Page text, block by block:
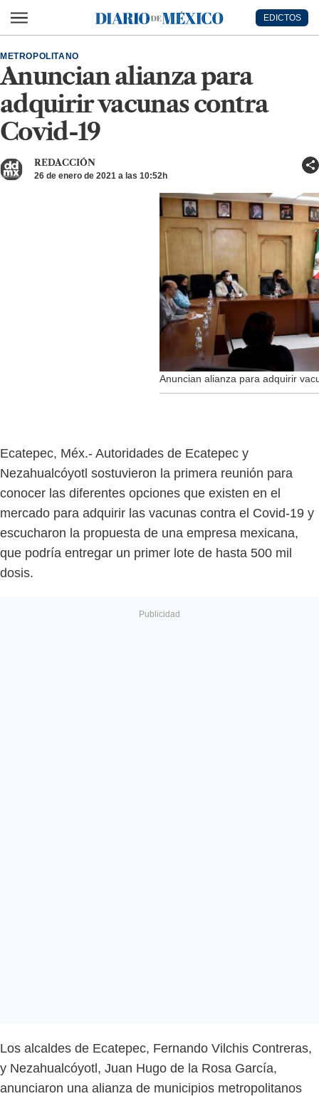
Diario de México
EDICTOS
Anuncian alianza para
adquirir vacunas contra
Covid-19
METROPOLITANO
REDACCIÓN
26 de enero de 2021 a las 10:52h
Anuncian alianza para adquirir
Ecatepec, Méx.- Autoridades de Ecatepec y
Nezahualcóyotl sostuvieron la primera reunión para
conocer las diferentes opciones que existen en el
mercado para adquirir las vacunas contra el Covid-19 y
escucharon la propuesta de una empresa mexicana,
que podría entregar un primer lote de hasta 500 mil
dosis.
Los alcaldes de Ecatepec, Fernando Vilchis Contreras,
y Nezahualcóyotl, Juan Hugo de la Rosa García,
anunciaron una alianza de municipios metropolitanos